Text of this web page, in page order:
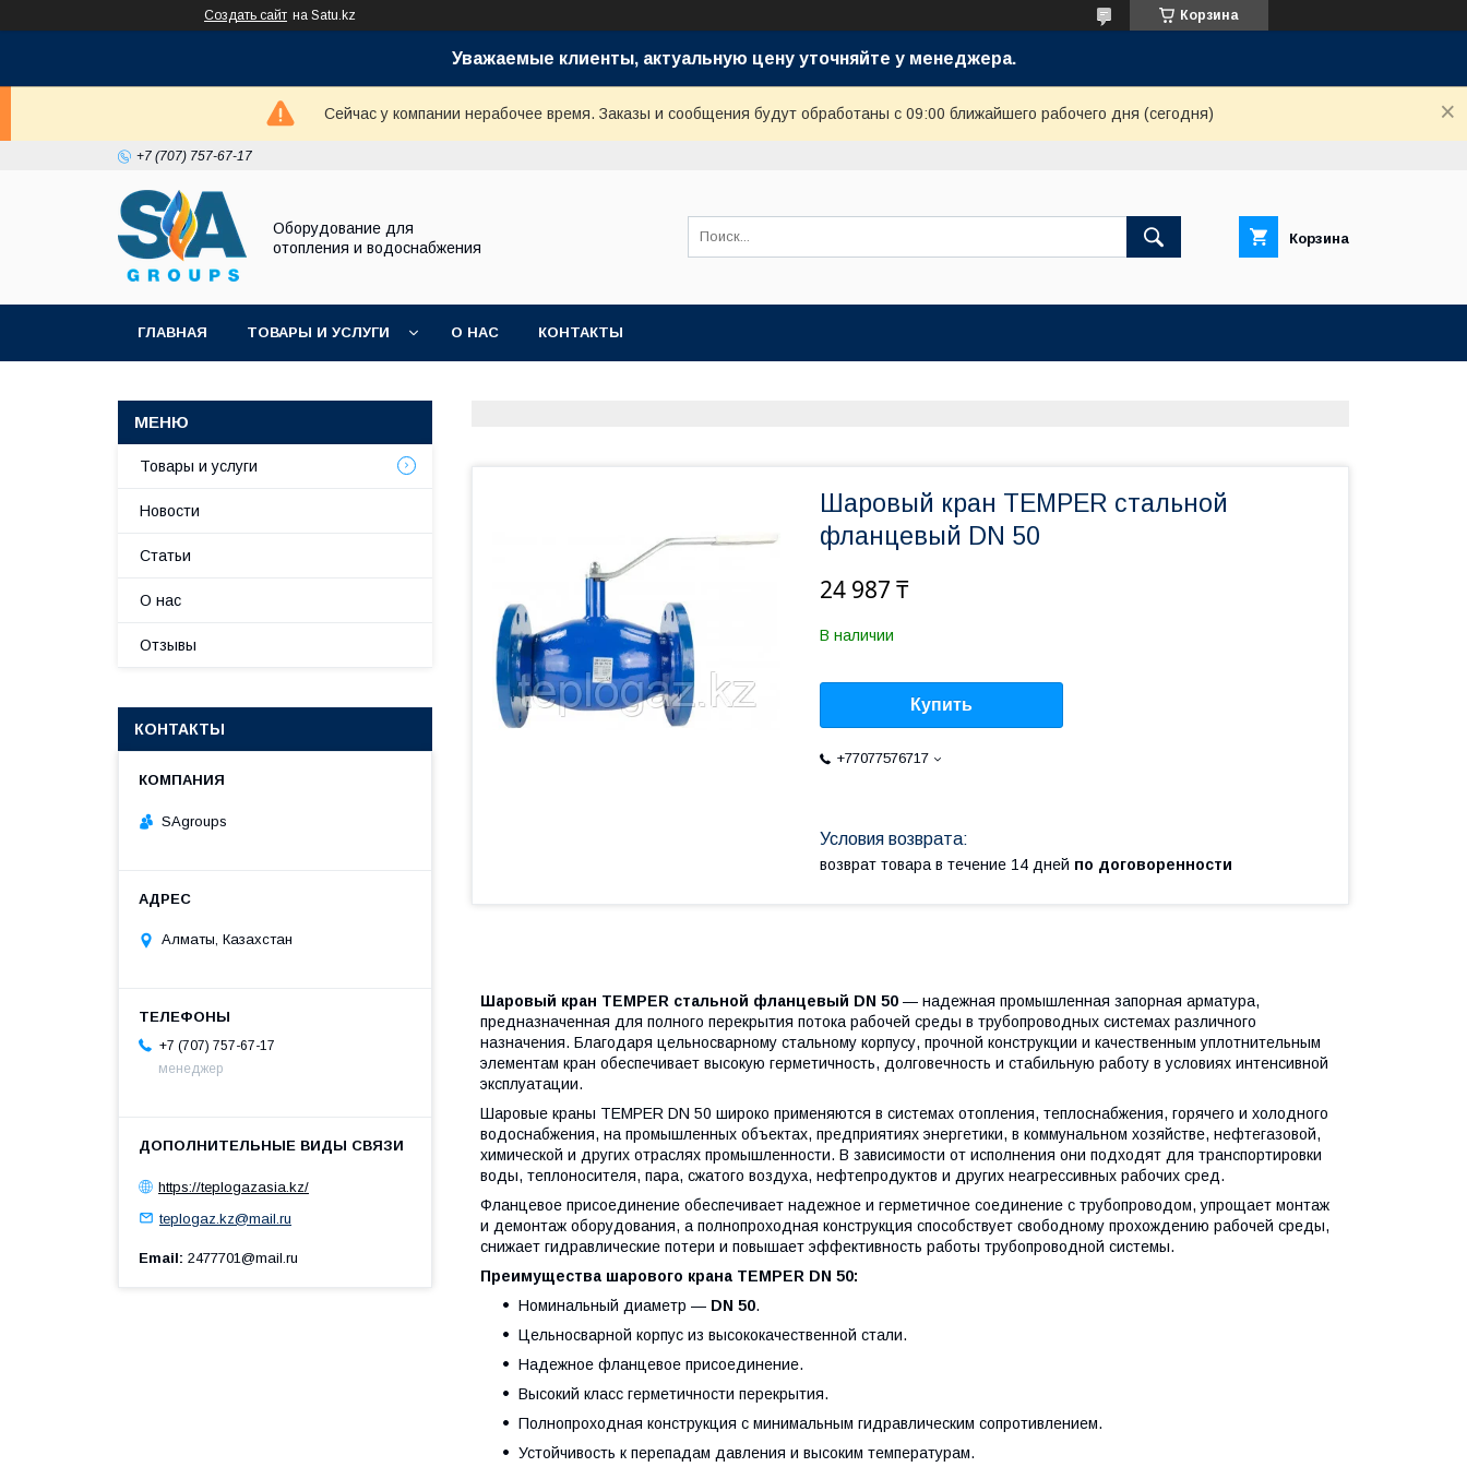
Создать сайт на Satu.kz Корзина
Уважаемые клиенты, актуальную цену уточняйте у менеджера.
Сейчас у компании нерабочее время. Заказы и сообщения будут обработаны с 09:00 ближайшего рабочего дня (сегодня)
+7 (707) 757-67-17
Оборудование для
отопления и водоснабжения
Корзина
ГЛАВНАЯ ТОВАРЫ И УСЛУГИ О НАС КОНТАКТЫ
Шаровый кран TEMPER стальной
фланцевый DN 50
24 987 ₸
В наличии
Купить
+77077576717
возврат товара в течение 14 дней по договоренности
Шаровый кран TEMPER стальной фланцевый DN 50 — надежная промышленная запорная арматура,
предназначенная для полного перекрытия потока рабочей среды в трубопроводных системах различного
назначения. Благодаря цельносварному стальному корпусу, прочной конструкции и качественным уплотнительным
элементам кран обеспечивает высокую герметичность, долговечность и стабильную работу в условиях интенсивной
эксплуатации.
Шаровые краны TEMPER DN 50 широко применяются в системах отопления, теплоснабжения, горячего и холодного
водоснабжения, на промышленных объектах, предприятиях энергетики, в коммунальном хозяйстве, нефтегазовой,
химической и других отраслях промышленности. В зависимости от исполнения они подходят для транспортировки
воды, теплоносителя, пара, сжатого воздуха, нефтепродуктов и других неагрессивных рабочих сред.
Фланцевое присоединение обеспечивает надежное и герметичное соединение с трубопроводом, упрощает монтаж
и демонтаж оборудования, а полнопроходная конструкция способствует свободному прохождению рабочей среды,
снижает гидравлические потери и повышает эффективность работы трубопроводной системы.
Преимущества шарового крана TEMPER DN 50:
Номинальный диаметр — DN 50.
Цельносварной корпус из высококачественной стали.
Надежное фланцевое присоединение.
Высокий класс герметичности перекрытия.
Полнопроходная конструкция с минимальным гидравлическим сопротивлением.
Устойчивость к перепадам давления и высоким температурам.
Товары и услуги
Новости
Статьи
О нас
Отзывы
КОНТАКТЫ
SAgroups
Алматы, Казахстан
+7 (707) 757-67-17
менеджер
https://teplogazasia.kz/
teplogaz.kz@mail.ru
Email 2477701@mail.ru